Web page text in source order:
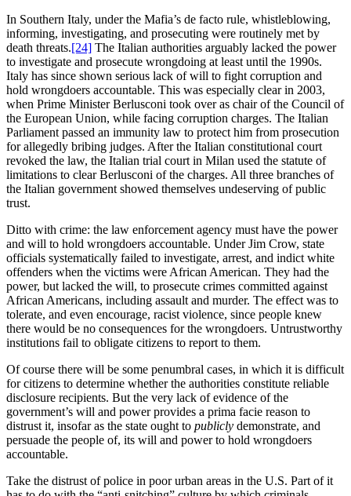
In Southern Italy, under the Mafia’s de facto rule, whistleblowing,
informing, investigating, and prosecuting were routinely met by
death threats.[24] The Italian authorities arguably lacked the power
to investigate and prosecute wrongdoing at least until the 1990s.
Italy has since shown serious lack of will to fight corruption and
hold wrongdoers accountable. This was especially clear in 2003,
when Prime Minister Berlusconi took over as chair of the Council of
the European Union, while facing corruption charges. The Italian
Parliament passed an immunity law to protect him from prosecution
for allegedly bribing judges. After the Italian constitutional court
revoked the law, the Italian trial court in Milan used the statute of
limitations to clear Berlusconi of the charges. All three branches of
the Italian government showed themselves undeserving of public
trust.
Ditto with crime: the law enforcement agency must have the power
and will to hold wrongdoers accountable. Under Jim Crow, state
officials systematically failed to investigate, arrest, and indict white
offenders when the victims were African American. They had the
power, but lacked the will, to prosecute crimes committed against
African Americans, including assault and murder. The effect was to
tolerate, and even encourage, racist violence, since people knew
there would be no consequences for the wrongdoers. Untrustworthy
institutions fail to obligate citizens to report to them.
Of course there will be some penumbral cases, in which it is difficult
for citizens to determine whether the authorities constitute reliable
disclosure recipients. But the very lack of evidence of the
government’s will and power provides a prima facie reason to
distrust it, insofar as the state ought to publicly demonstrate, and
persuade the people of, its will and power to hold wrongdoers
accountable.
Take the distrust of police in poor urban areas in the U.S. Part of it